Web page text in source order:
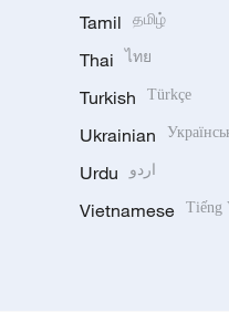
Tamil தமிழ்
Thai ไทย
Turkish Türkçe
Ukrainian
Urdu اردو
Vietnamese Tiếng